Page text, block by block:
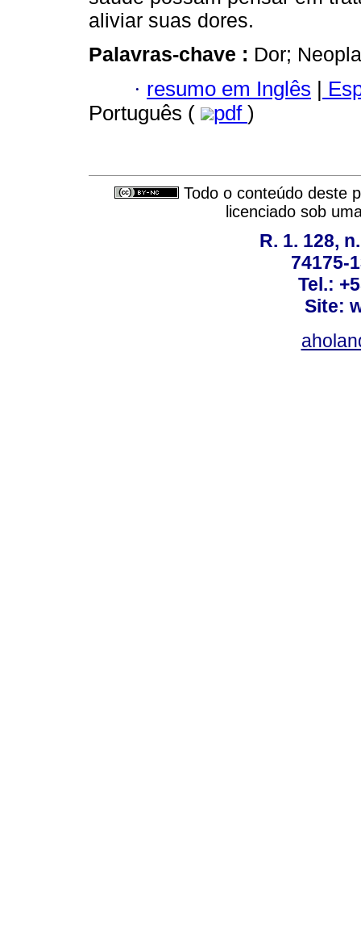
aliviar suas dores.
Palavras-chave : Dor;
· resumo em Inglês |
Português (
pdf )
Todo o conteúdo deste
licenciado sob
R. 1. 128,
74175-
Tel.:
Site: